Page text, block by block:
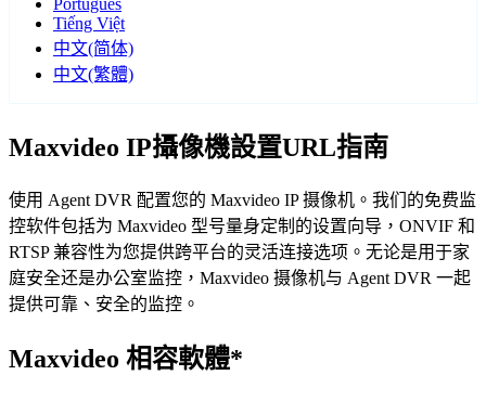
Português
Tiếng Việt
中文(简体)
中文(繁體)
Maxvideo IP攝像機設置URL指南
使用 Agent DVR 配置您的 Maxvideo IP 摄像机。我们的免费监
控软件包括为 Maxvideo 型号量身定制的设置向导，ONVIF 和
RTSP 兼容性为您提供跨平台的灵活连接选项。无论是用于家
庭安全还是办公室监控，Maxvideo 摄像机与 Agent DVR 一起
提供可靠、安全的监控。
Maxvideo 相容軟體*